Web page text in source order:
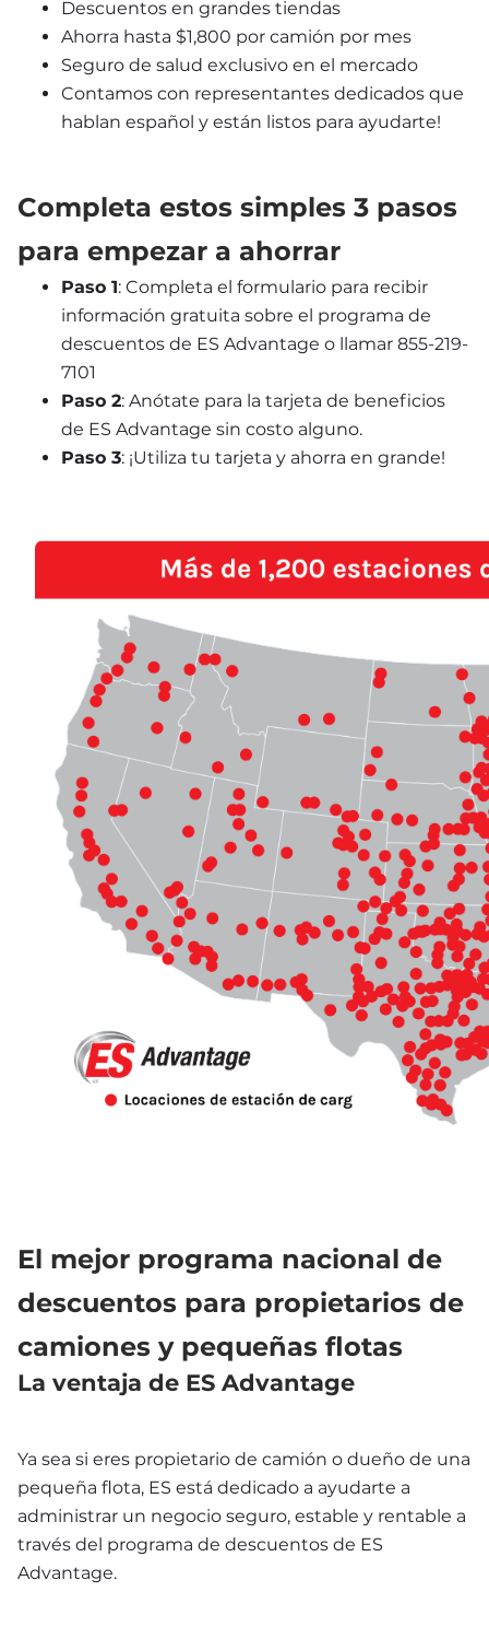
Descuentos en grandes tiendas
Ahorra hasta $1,800 por camión por mes
Seguro de salud exclusivo en el mercado
Contamos con representantes dedicados que
hablan español y están listos para ayudarte!
Completa estos simples 3 pasos
para empezar a ahorrar
Paso 1: Completa el formulario para recibir
información gratuita sobre el programa de
descuentos de ES Advantage o llamar 855-219-
7101
Paso 2: Anótate para la tarjeta de beneficios
de ES Advantage sin costo alguno.
Paso 3: ¡Utiliza tu tarjeta y ahorra en grande!
El mejor programa nacional de
descuentos para propietarios de
camiones y pequeñas flotas
La ventaja de ES Advantage
Ya sea si eres propietario de camión o dueño de una
pequeña flota, ES está dedicado a ayudarte a
administrar un negocio seguro, estable y rentable a
través del programa de descuentos de ES
Advantage.